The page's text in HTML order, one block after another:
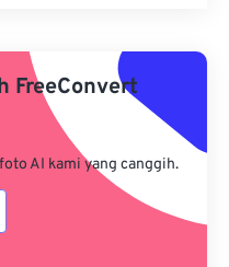
FreeConvert
AI kami yang canggih.